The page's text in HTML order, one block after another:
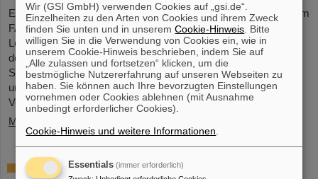
Eine Delegation von „Big Science Sweden“ besuchte vor Kurzem
FAIR und GSI. Zu der Delegation gehörten Teammitglieder, der
Lenkungsausschuss, und Vertreter der schwedischen Abteilung
des internationalen Konzerns GE Healthcare. Ziel von „Big
Science Sweden“ ist es, schwedische Industrie, Universitäten
und Forschungsinstitute mit Großforschungseinrichtungen in
Verbindung zu bringen.
Mehr »
„Hessen soll Kernfusionsstandort Nummer
Wir (GSI GmbH) verwenden Cookies auf „gsi.de“.
Einzelheiten zu den Arten von Cookies und ihrem Zweck
finden Sie unten und in unseremCookie-Hinweis . Bitte
willigen Sie in die Verwendung von Cookies ein, wie in
unserem Cookie-Hinweis beschrieben, indem Sie auf
„Alle zulassen und fortsetzen“ klicken, um die
bestmögliche Nutzererfahrung auf unseren Webseiten zu
haben. Sie können auch Ihre bevorzugten Einstellungen
vornehmen oder Cookies ablehnen (mit Ausnahme
unbedingt erforderlicher Cookies).
Cookie-Hinweis und weitere Informationen
Essentials (immer erforderlich)